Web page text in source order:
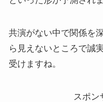
共演がない中で関係を
ら見えないところで誠
受けますね。
スポン